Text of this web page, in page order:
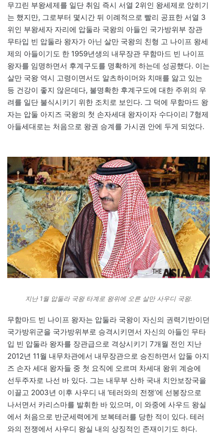
무끄린 부왕세제를 일단 취임 즉시 서열 2위인 왕세제로 앉히기
는 했지만, 그로부터 몇시간 뒤 이례적으로 빨리 공표한 서열 3
위인 부왕세자 자리에 압둘라 국왕의 아들인 국가방위부 장관
무타입 빈 압둘라 왕자가 아닌 살만 국왕의 친형 고 나이프 왕세
제의 아들이기도 한 1959년생의 내무장관 무함마드 빈 나이프
왕자를 임명하면서 후계구도를 명확하게 하는데 성공했다. 이는
살만 국왕 역시 고령이면서도 알츠하이머와 치매를 앓고 있는
등 건강이 좋지 않은데다, 불명확한 후계구도에 대한 주위의 우
려를 일단 불식시키기 위한 조치로 보인다. 그 덕에 무함마드 왕
자는 압둘 아지즈 국왕의 첫 손자세대 왕자이자 수다이리 7형제
아들세대로는 처음으로 왕권 승계를 가시권 안에 두게 되었다.
지난 1월 압둘라 국왕 타계로 왕위에 오른 살만 사우디 국왕.
무함마드 빈 나이프 왕자는 압둘라 국왕이 자신의 권력기반이던
국가방위군을 국가방위부로 승격시키면서 자신의 아들인 무타
입 빈 압둘라 왕자를 장관급으로 격상시키기 7개월 전인 지난
2012년 11월 내무차관에서 내무장관으로 승진하면서 압둘 아지
즈 손자 세대 왕자들 중 첫 요직에 오르며 차세대 왕위 계승에
선두주자로 나선 바 있다. 그는 내무부 산하 국내 치안보장국을
이끌고 2003년 이후 사우디 내 ‘테러와의 전쟁’에 선봉장으로
나서면서 카리스마를 발휘한 바 있으며, 이 와중에 사우드 왕실
에서 처음으로 반군세력에게 보복테러를 당한 적이 있다. 테러
와의 전쟁에서 사우디 왕실 내의 상징적인 존재이기도 하다.